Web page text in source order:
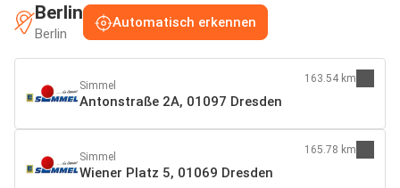
Berlin
Berlin
Automatisch erkennen
Simmel
Antonstraße 2A, 01097 Dresden
163.54 km
Simmel
Wiener Platz 5, 01069 Dresden
165.78 km